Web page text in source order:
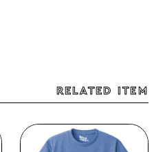
RELATED ITEM